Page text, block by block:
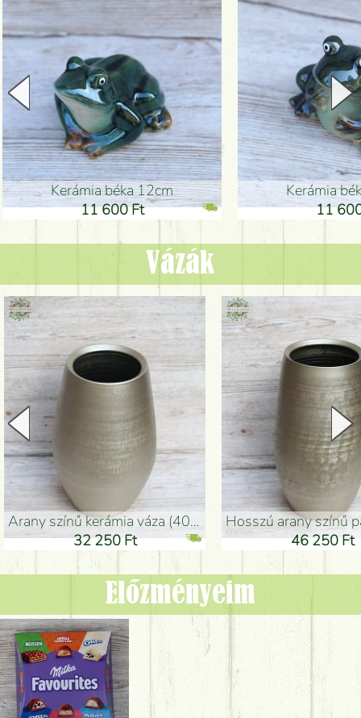
Kerámia béka 12cm
11 600 Ft
Kerámia
11
Vázák
arany színű kerámia váza (40x26cm)
32 250 Ft
hosszú arany színű
46 250 Ft
Előzményeim